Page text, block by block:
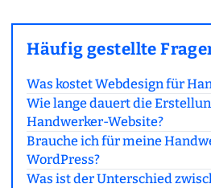
Häufig gestellte
Was kostet Webdesign für
Wie lange dauert die
Handwerker-Website?
Brauche ich für meine
WordPress?
Was ist der Unterschied